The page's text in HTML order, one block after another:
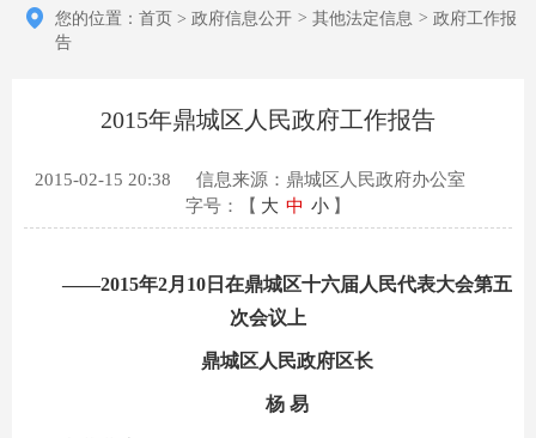
您的位置： 首页 > 政府信息公开 > 其他法定信息 > 政府工作报
告
2015年鼎城区人民政府工作报告
2015-02-15 20:38
信息来源：鼎城区人民政府办公室
字号：【 大 中 小 】
——2015年2月10日在鼎城区十六届人民代表大会第五
次会议上
鼎城区人民政府区长
杨 易